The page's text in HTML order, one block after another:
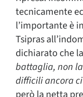
tecnicamente
l’importante è
Tsipras
dichiarato che
battaglia, non
difficili ancora